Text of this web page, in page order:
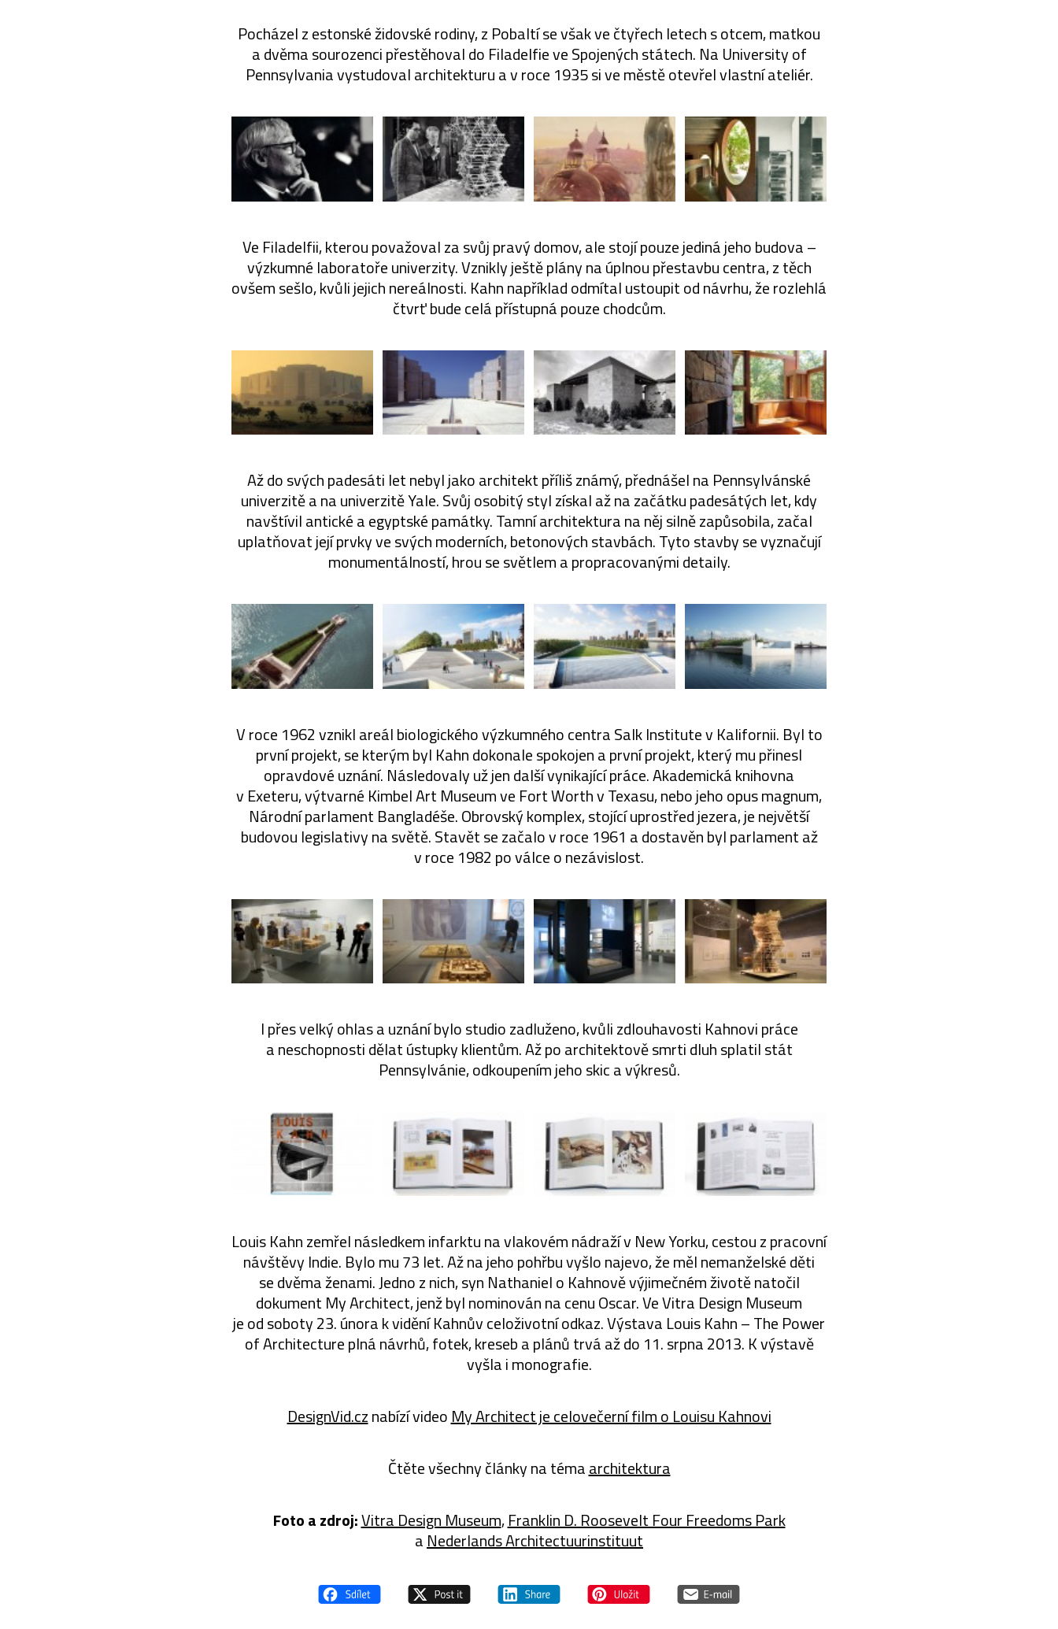
Pocházel z estonské židovské rodiny, z Pobaltí se však ve čtyřech letech s otcem, matkou
a dvěma sourozenci přestěhoval do Filadelfie ve Spojených státech. Na University of
Pennsylvania vystudoval architekturu a v roce 1935 si ve městě otevřel vlastní ateliér.
Ve Filadelfii, kterou považoval za svůj pravý domov, ale stojí pouze jediná jeho budova –
výzkumné laboratoře univerzity. Vznikly ještě plány na úplnou přestavbu centra, z těch
ovšem sešlo, kvůli jejich nereálnosti. Kahn například odmítal ustoupit od návrhu, že rozlehlá
čtvrť bude celá přístupná pouze chodcům.
Až do svých padesáti let nebyl jako architekt příliš známý, přednášel na Pennsylvánské
univerzitě a na univerzitě Yale. Svůj osobitý styl získal až na začátku padesátých let, kdy
navštívil antické a egyptské památky. Tamní architektura na něj silně zapůsobila, začal
uplatňovat její prvky ve svých moderních, betonových stavbách. Tyto stavby se vyznačují
monumentálností, hrou se světlem a propracovanými detaily.
V roce 1962 vznikl areál biologického výzkumného centra Salk Institute v Kalifornii. Byl to
první projekt, se kterým byl Kahn dokonale spokojen a první projekt, který mu přinesl
opravdové uznání. Následovaly už jen další vynikající práce. Akademická knihovna
v Exeteru, výtvarné Kimbel Art Museum ve Fort Worth v Texasu, nebo jeho opus magnum,
Národní parlament Bangladéše. Obrovský komplex, stojící uprostřed jezera, je největší
budovou legislativy na světě. Stavět se začalo v roce 1961 a dostavěn byl parlament až
v roce 1982 po válce o nezávislost.
I přes velký ohlas a uznání bylo studio zadluženo, kvůli zdlouhavosti Kahnovi práce
a neschopnosti dělat ústupky klientům. Až po architektově smrti dluh splatil stát
Pennsylvánie, odkoupením jeho skic a výkresů.
Louis Kahn zemřel následkem infarktu na vlakovém nádraží v New Yorku, cestou z pracovní
návštěvy Indie. Bylo mu 73 let. Až na jeho pohřbu vyšlo najevo, že měl nemanželské děti
se dvěma ženami. Jedno z nich, syn Nathaniel o Kahnově výjimečném životě natočil
dokument My Architect, jenž byl nominován na cenu Oscar. Ve Vitra Design Museum
je od soboty 23. února k vidění Kahnův celoživotní odkaz. Výstava Louis Kahn – The Power
of Architecture plná návrhů, fotek, kreseb a plánů trvá až do 11. srpna 2013. K výstavě
vyšla i monografie.
DesignVid.cznabízí videoMy Architect je celovečerní film o Louisu Kahnovi
Čtěte všechny články na témaarchitektura
Foto a zdroj:Vitra Design Museum,Franklin D. Roosevelt Four Freedoms Park
aNederlands Architectuurinstituut